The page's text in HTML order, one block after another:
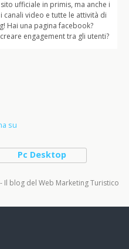
ufficiale in primis, ma anche i
canali video e tutte le attività di
Hai una pagina facebook?
engagement tra gli utenti?
su
Pc Desktop
blog del Web Marketing Turistico